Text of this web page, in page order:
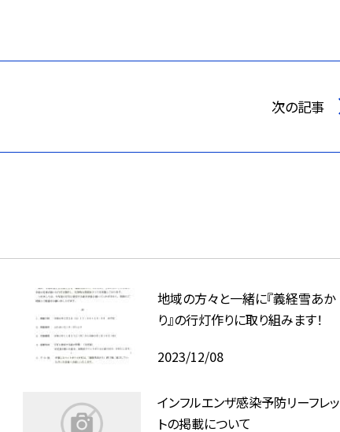
次の記事
地域の方々と一緒に『義経雪あか
り』の行灯作りに取り組みます！
2023/12/08
インフルエンザ感染予防リーフレッ
トの掲載について